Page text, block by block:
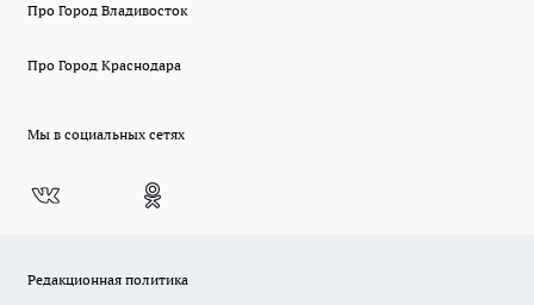
Про Город Владивосток
Про Город Краснодара
Мы в социальных сетях
Редакционная политика